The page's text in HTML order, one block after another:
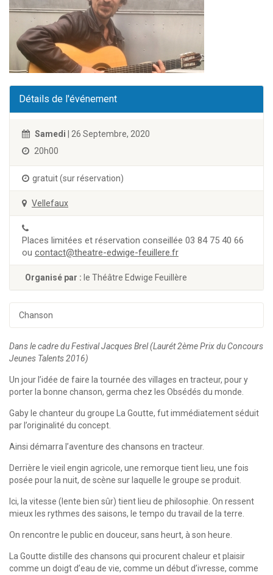
Détails de l'événement
Samedi | 26 Septembre, 2020
20h00
gratuit (sur réservation)
Vellefaux
Places limitées et réservation conseillée 03 84 75 40 66
ou contact@theatre-edwige-feuillere.fr
Organisé par : le Théâtre Edwige Feuillère
Chanson
Dans le cadre du Festival Jacques Brel (Laurét 2ème Prix du Concours
Jeunes Talents 2016)
Un jour l’idée de faire la tournée des villages en tracteur, pour y
porter la bonne chanson, germa chez les Obsédés du monde.
Gaby le chanteur du groupe La Goutte, fut immédiatement séduit
par l’originalité du concept.
Ainsi démarra l’aventure des chansons en tracteur.
Derrière le vieil engin agricole, une remorque tient lieu, une fois
posée pour la nuit, de scène sur laquelle le groupe se produit.
Ici, la vitesse (lente bien sûr) tient lieu de philosophie. On ressent
mieux les rythmes des saisons, le tempo du travail de la terre.
On rencontre le public en douceur, sans heurt, à son heure.
La Goutte distille des chansons qui procurent chaleur et plaisir
comme un doigt d’eau de vie, comme un début d’ivresse, comme